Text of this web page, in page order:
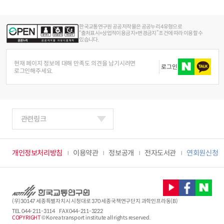
한국교통연구원 공공저작물은 공공누리 4유형으로
“출처표시+상업적이용금지+변경금지” 조건에 따라 이용할 수
있습니다.
현재 페이지 정보에 대해 만족도 의견을 남기시려면
로그인해주세요.
로그인
개인정보처리방침 이용약관 정보공개 전자도서관 연회원신청
관련링크
(우)30147 세종특별자치시 시청대로 370 세종국책연구단지 과학인프라동(B)
TEL044-211-3114
FAX 044-211-3222
COPYRIGHT© Korea transport institute all rights reserved.